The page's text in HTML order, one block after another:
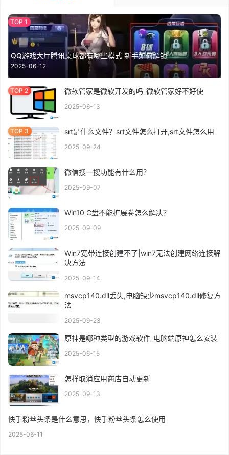
QQ游戏大厅腾讯桌球都有哪些模式 新手如何解锁
2025-06-12
微软管家是微软开发的吗_微软管家好不好使
2025-06-13
srt是什么文件？srt文件怎么打开,srt文件怎么用
2025-09-24
微信搜一搜功能有什么用？
2025-09-07
Win10 C盘不能扩展卷怎么解决？
2025-09-09
Win7宽带连接创建不了|win7无法创建网络连接解
决方法
2025-09-14
msvcp140.dll丢失,电脑缺少msvcp140.dll修复方
法
2025-09-23
原神是哪种类型的游戏软件_电脑端原神怎么安装
2025-06-15
怎样取消应用商店自动更新
2025-09-13
快手粉丝头条是什么意思，快手粉丝头条怎么使用
2025-06-11